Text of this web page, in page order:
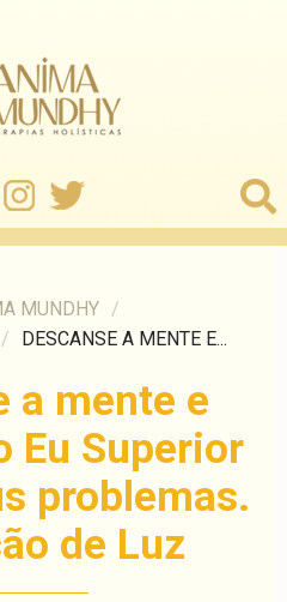
MUNDHY /
/ DESCANSE A MENTE E...
a mente e
Eu Superior
problemas.
de Luz